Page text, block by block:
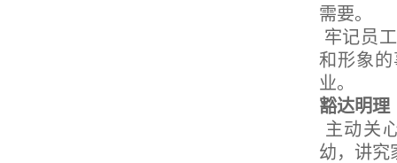
需要。
牢记员
和形象
业。
豁达明理
主动关
幼，讲究